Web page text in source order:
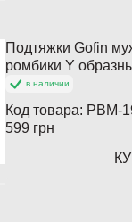
Подтяжки Gofin
ромбики Y
в наличии
Код товара: PBM-
599 грн